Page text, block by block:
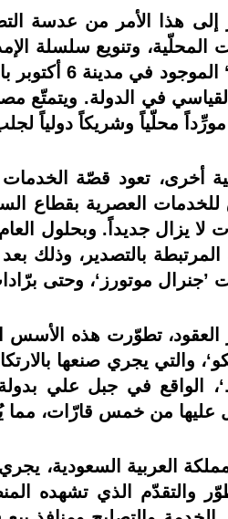
إلى هذا الأمر من عدسة
في الدولة. ويتمتّع
للخدمات العصرية بقطاع
المرتبطة بالتصدير، وذلك
’جنرال موتورز‘، وحتى
تطوّرت هذه الأسس
والتي يجري صنعها
الواقع في جبل علي
عليها من خمس قارّات، مما
والتقدّم الذي تشهده